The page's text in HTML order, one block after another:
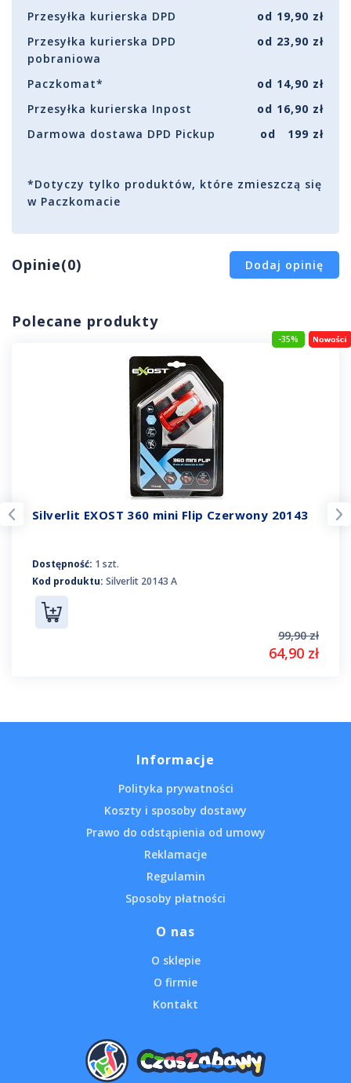
Przesyłka kurierska DPD
od 19,90 zł
Przesyłka kurierska DPD
pobraniowa
od 23,90 zł
Paczkomat*
od 14,90 zł
Przesyłka kurierska Inpost
od 16,90 zł
Darmowa dostawa DPD Pickup
od 199 zł
*Dotyczy tylko produktów, które zmieszczą się
w Paczkomacie
Opinie(0) Dodaj opinię
Polecane produkty
-35%
Silverlit EXOST 360 mini Flip Czerwony 20143
Dostępność: 1 szt.
Kod produktu: Silverlit 20143 A
99,90 zł
64,90 zł
Informacje
Polityka prywatności
Koszty i sposoby dostawy
Prawo do odstąpienia od umowy
Reklamacje
Regulamin
Sposoby płatności
O nas
O sklepie
O firmie
Kontakt